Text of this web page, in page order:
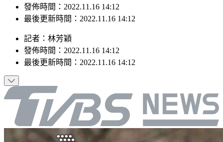
發佈時間：2022.11.16 14:12
最後更新時間：2022.11.16 14:12
記者 ： 林芳穎
發佈時間： 2022.11.16 14:12
最後更新時間： 2022.11.16 14:12